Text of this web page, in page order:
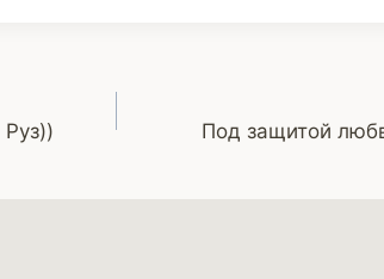
Под защитой